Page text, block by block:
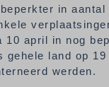
in
10 april in nog
gehele land op
werden.